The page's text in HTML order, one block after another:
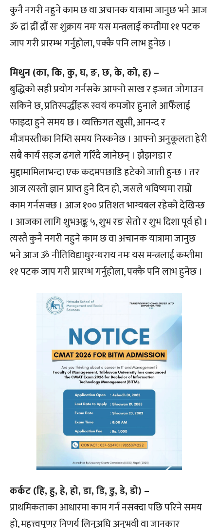
कुनै नगरी नहुने काम छ वा अचानक यात्रामा जानुछ भने आज
ॐ द्रां द्रीं द्रौं सः शुक्राय नमः यस मन्त्रलाई कम्तीमा ११ पटक
जाप गरी प्रारम्भ गर्नुहोला, पक्कै पनि लाभ हुनेछ ।
मिथुन (का, कि, कु, घ, ङ, छ, के, को, ह) –
बुद्धिको सही प्रयोग गर्नसके आफ्नो साख र इज्जत जोगाउन
सकिने छ, प्रतिस्पर्द्धीहरू स्वयं कमजोर हुनाले आफैँलाई
फाइदा हुने समय छ । व्यक्तिगत खुसी, आनन्द र
मौजमस्तीका निम्ति समय निस्कनेछ । आफ्नो अनुकूलता हेरी
सबै कार्य सहज ढंगले गरिँदै जानेछन् । झैझगडा र
मुद्दामामिलाभन्दा एक कदमपछाडि हटेको जाती हुन्छ । तर
आज त्यस्तो ज्ञान प्राप्त हुने दिन हो, जसले भविष्यमा राम्रो
काम गर्नसक्छ । आज १०० प्रतिशत भाग्यबल रहेको देखिन्छ
। आजका लागि शुभअङ्क ५, शुभ रङ सेतो र शुभ दिशा पूर्व हो ।
त्यस्तै कुनै नगरी नहुने काम छ वा अचानक यात्रामा जानुछ
भने आज ॐ नीतिविद्याधुरन्धराय नमः यस मन्त्रलाई कम्तीमा
११ पटक जाप गरी प्रारम्भ गर्नुहोला, पक्कै पनि लाभ हुनेछ ।
कर्कट (हि, हु, हे, हो, डा, डि, डु, डे, डो) –
प्राथमिकताका आधारमा काम गर्न नसक्दा पछि परिने समय
हो, महत्त्वपूणर् निणर्य लिनुअघि अनुभवी वा जानकार